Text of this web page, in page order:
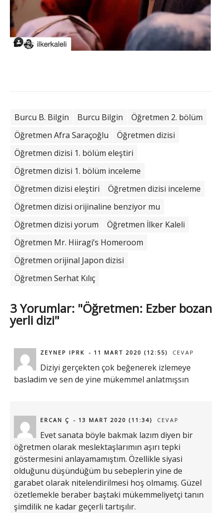
Burcu B. Bilgin Burcu Bilgin
Öğretmen 2. bölüm
Öğretmen Afra Saraçoğlu
Öğretmen dizisi
Öğretmen dizisi 1. bölüm eleştiri
Öğretmen dizisi 1. bölüm inceleme
Öğretmen dizisi eleştiri
Öğretmen dizisi inceleme
Öğretmen dizisi orijinaline benziyor mu
Öğretmen dizisi yorum
Öğretmen İlker Kaleli
Öğretmen Mr. Hiiragi’s Homeroom
Öğretmen orijinal Japon dizisi
Öğretmen Serhat Kılıç
3 Yorumlar: "Öğretmen: Ezber bozan
yerli dizi"
ZEYNEP IPRK 11 MART 2020 (12:55) CEVAP
Diziyi gerçekten çok beğenerek izlemeye
basladim ve sen de yine mükemmel anlatmışsın
ERCAN Ç 13 MART 2020 (11:34) CEVAP
Evet sanata böyle bakmak lazım diyen bir
öğretmen olarak meslektaşlarımın aşırı tepki
göstermesini anlayamamıştım. Özellikle siyasi
olduğunu düşündüğüm bu sebeplerin yine de
garabet olarak nitelendirilmesi hoş olmamış. Güzel
özetlemekle beraber baştaki mükemmeliyetçi tanın
şimdilik ne kadar geçerli tartışılır.